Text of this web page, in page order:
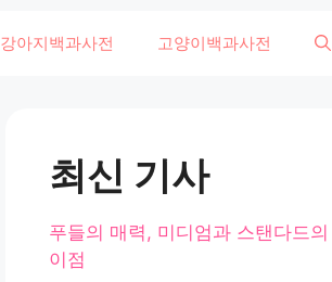
강아지백과사전 고양이백과사전
최신 기사
푸들의 매력, 미디엄과 스탠다드
이점